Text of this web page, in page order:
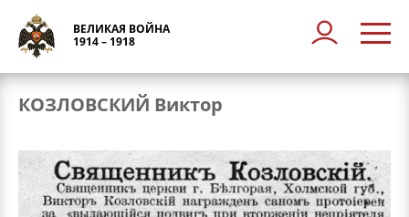
ВЕЛИКАЯ ВОЙНА
1914 – 1918
КОЗЛОВСКИЙ Виктор